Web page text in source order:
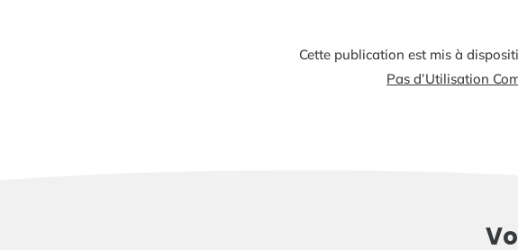
Cette publication est mis à
Pas d’Utilisation